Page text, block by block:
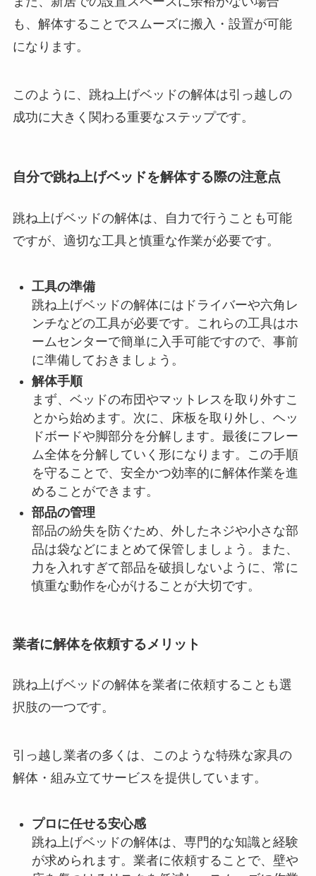
も、解体することでスムーズに搬入・設置が可能
になります。
このように、跳ね上げベッドの解体は引っ越しの
成功に大きく関わる重要なステップです。
自分で跳ね上げベッドを解体する際の注意点
跳ね上げベッドの解体は、自力で行うことも可能
ですが、適切な工具と慎重な作業が必要です。
工具の準備
跳ね上げベッドの解体にはドライバーや六角レ
ンチなどの工具が必要です。これらの工具はホ
ームセンターで簡単に入手可能ですので、事前
に準備しておきましょう。
解体手順
まず、ベッドの布団やマットレスを取り外すこ
とから始めます。次に、床板を取り外し、ヘッ
ドボードや脚部分を分解します。最後にフレー
ム全体を分解していく形になります。この手順
を守ることで、安全かつ効率的に解体作業を進
めることができます。
部品の管理
部品の紛失を防ぐため、外したネジや小さな部
品は袋などにまとめて保管しましょう。また、
力を入れすぎて部品を破損しないように、常に
慎重な動作を心がけることが大切です。
業者に解体を依頼するメリット
跳ね上げベッドの解体を業者に依頼することも選
択肢の一つです。
引っ越し業者の多くは、このような特殊な家具の
解体・組み立てサービスを提供しています。
プロに任せる安心感
跳ね上げベッドの解体は、専門的な知識と経験
が求められます。業者に依頼することで、壁や